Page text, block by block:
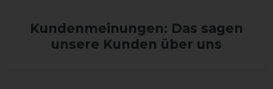
Kundenmeinungen: Das sagen
unsere Kunden über uns